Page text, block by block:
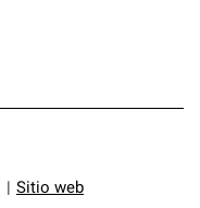
Sitio web